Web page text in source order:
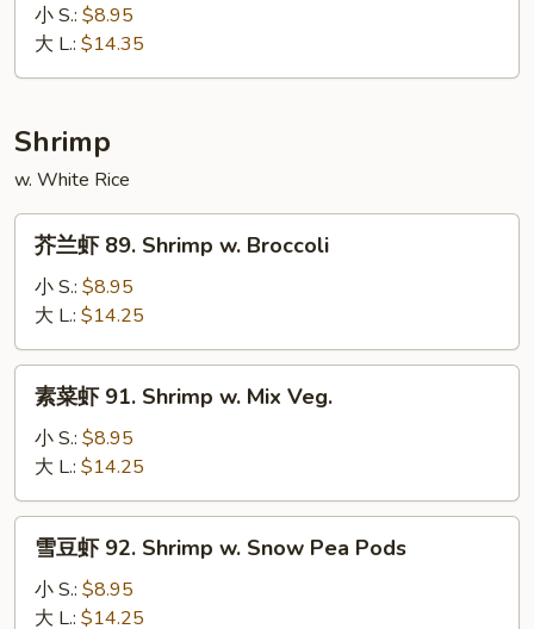
86.
Beef
Mushroom
小 S.: $8.95
大 L.: $14.35
Shrimp
w. White Rice
芥
89.
Shrimp
w.
Broccoli
芥兰虾 89. Shrimp w. Broccoli
小 S.: $8.95
大 L.: $14.25
素
91.
Shrimp
w.
Mix
Veg.
素菜虾 91. Shrimp w. Mix Veg.
小 S.: $8.95
大 L.: $14.25
雪
92.
雪豆虾 92. Shrimp w. Snow Pea Pods
小 S.: $8.95
大 L.: $14.25